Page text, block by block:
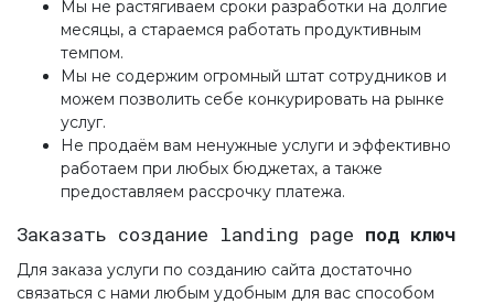
Мы не растягиваем сроки разработки на долгие
месяцы, а стараемся работать продуктивным
темпом.
Мы не содержим огромный штат сотрудников и
можем позволить себе конкурировать на рынке
услуг.
Не продаём вам ненужные услуги и эффективно
работаем при любых бюджетах, а также
предоставляем рассрочку платежа.
Заказать создание landing page под ключ
Для заказа услуги по созданию сайта достаточно
связаться с нами любым удобным для вас способом